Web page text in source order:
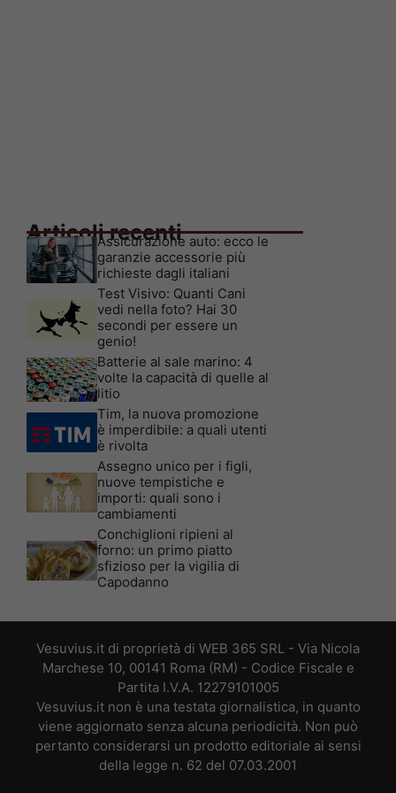
Articoli recenti
Assicurazione auto: ecco le
garanzie accessorie più
richieste dagli italiani
Test Visivo: Quanti Cani
vedi nella foto? Hai 30
secondi per essere un
genio!
Batterie al sale marino: 4
volte la capacità di quelle al
litio
Tim, la nuova promozione
è imperdibile: a quali utenti
è rivolta
Assegno unico per i figli,
nuove tempistiche e
importi: quali sono i
cambiamenti
Conchiglioni ripieni al
forno: un primo piatto
sfizioso per la vigilia di
Capodanno
Vesuvius.it di proprietà di WEB 365 SRL - Via Nicola
Marchese 10, 00141 Roma (RM) - Codice Fiscale e
Partita I.V.A. 12279101005
Vesuvius.it non è una testata giornalistica, in quanto
viene aggiornato senza alcuna periodicità. Non può
pertanto considerarsi un prodotto editoriale ai sensi
della legge n. 62 del 07.03.2001